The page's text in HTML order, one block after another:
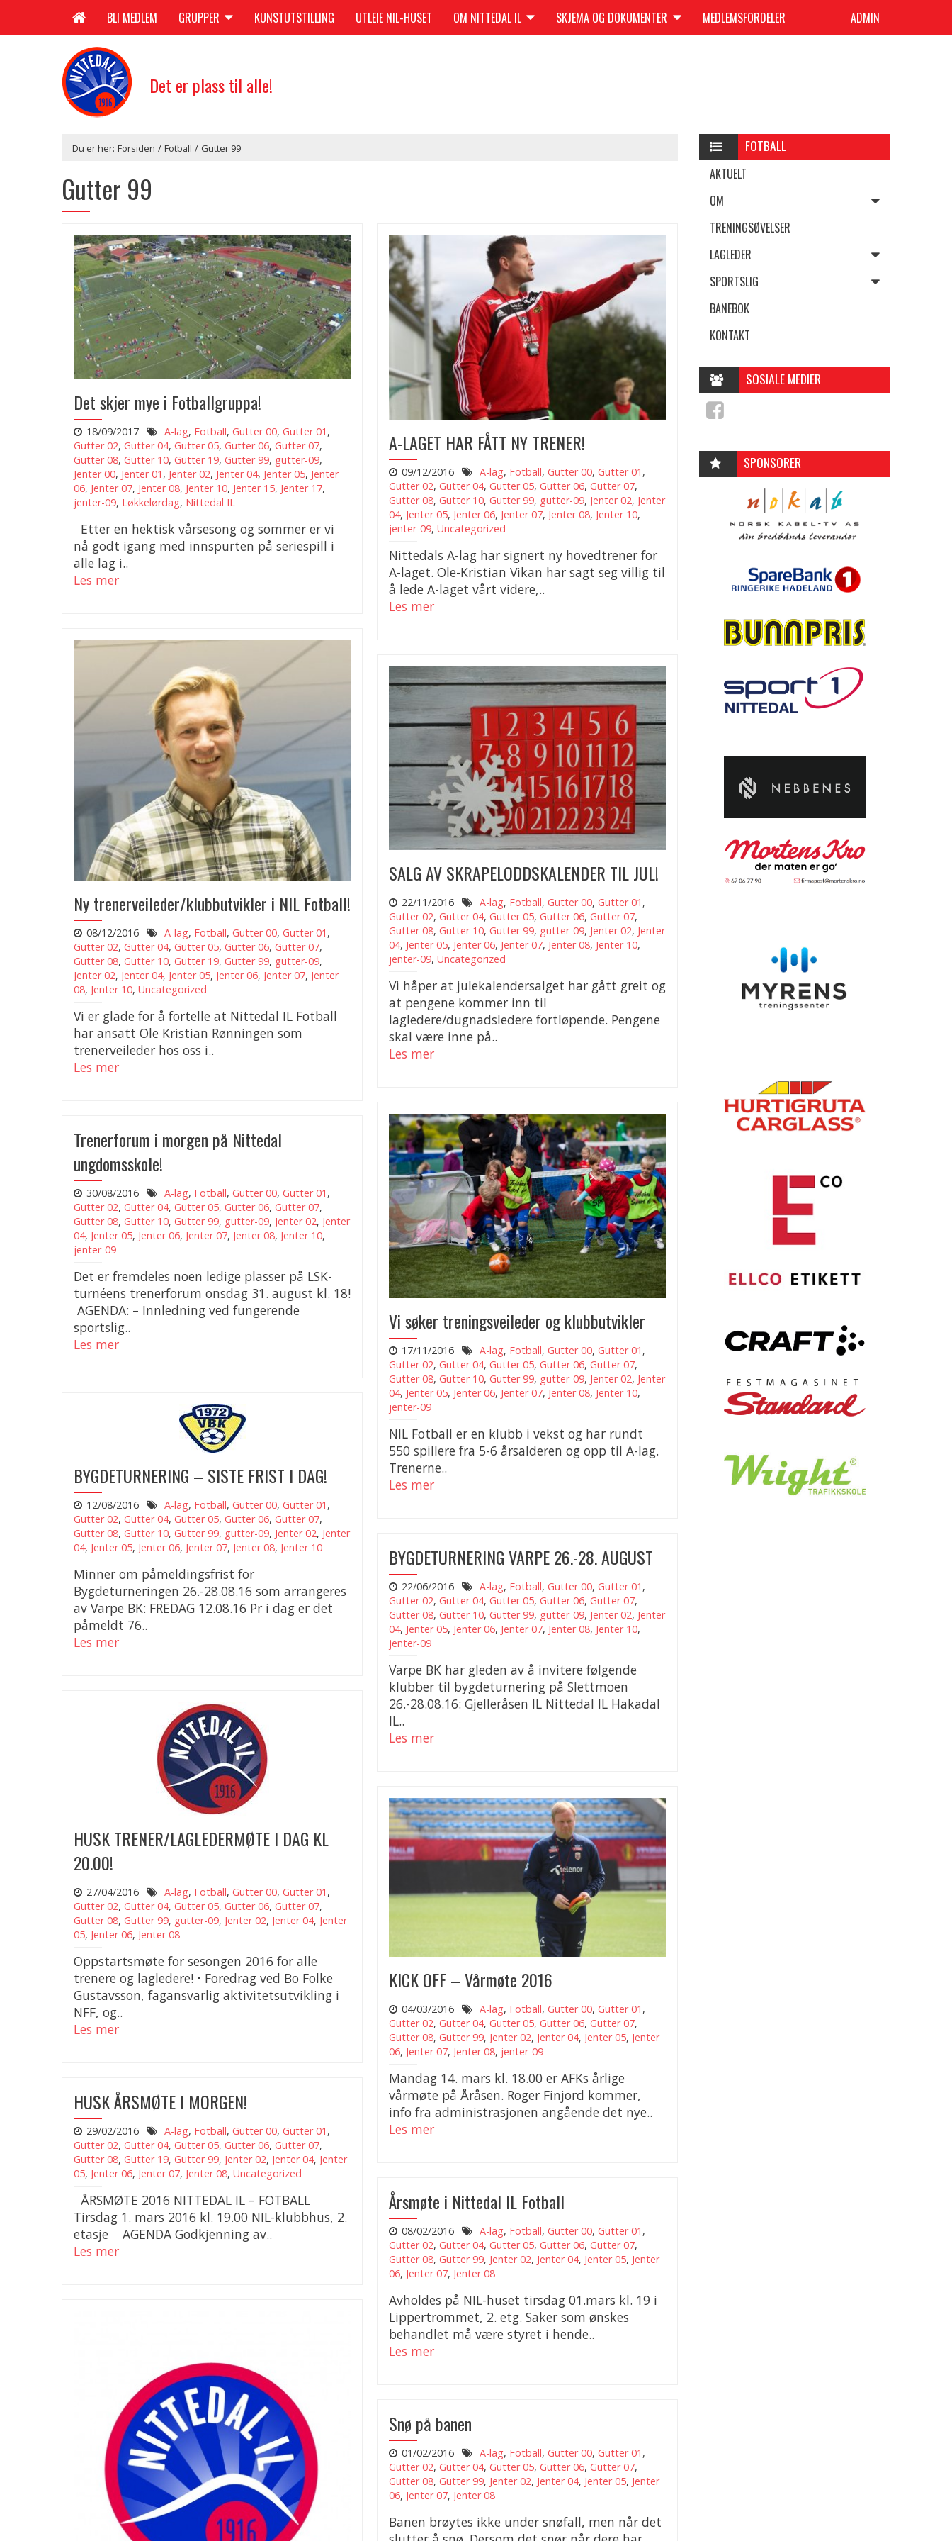
BLI MEDLEM GRUPPER KUNSTUTSTILLING UTLEIE NIL-HUSET OM NITTEDAL IL SKJEMA OG DOKUMENTER MEDLEMSFORDELER ADMIN
Det er plass til alle!
Du er her: Forsiden / Fotball / Gutter 99
Gutter 99
Det skjer mye i Fotballgruppa!
18/09/2017 A-lag, Fotball, Gutter 00, Gutter 01 ,
Gutter 02, Gutter 04, Gutter 05, Gutter 06, Gutter 07,
Gutter 08, Gutter 10, Gutter 19, Gutter 99, gutter-09,
Jenter 00, Jenter 01 , Jenter 02, Jenter 04, Jenter 05, Jenter
06, Jenter 07, Jenter 08, Jenter 10, Jenter 15, Jenter 17,
jenter-09, Løkkelørdag, Nittedal IL
Etter en hektisk vårsesong og sommer er vi
nå godt igang med innspurten på seriespill i
alle lag i..
Les mer
A-LAGET HAR FÅTT NY TRENER!
09/12/2016 A-lag, Fotball, Gutter 00, Gutter 01 ,
Gutter 02, Gutter 04, Gutter 05, Gutter 06, Gutter 07,
Gutter 08, Gutter 10, Gutter 99, gutter-09, Jenter 02, Jenter
04, Jenter 05, Jenter 06, Jenter 07, Jenter 08, Jenter 10,
jenter-09, Uncategorized
Nittedals A-lag har signert ny hovedtrener for
A-laget. Ole-Kristian Vikan har sagt seg villig til
å lede A-laget vårt videre,..
Les mer
Ny trenerveileder/klubbutvikler i NIL Fotball!
08/12/2016 A-lag, Fotball, Gutter 00, Gutter 01 ,
Gutter 02, Gutter 04, Gutter 05, Gutter 06, Gutter 07,
Gutter 08, Gutter 10, Gutter 19, Gutter 99, gutter-09,
Jenter 02, Jenter 04, Jenter 05, Jenter 06, Jenter 07, Jenter
08, Jenter 10, Uncategorized
Vi er glade for å fortelle at Nittedal IL Fotball
har ansatt Ole Kristian Rønningen som
trenerveileder hos oss i..
Les mer
SALG AV SKRAPELODDSKALENDER TIL JUL!
22/11/2016 A-lag, Fotball, Gutter 00, Gutter 01 ,
Gutter 02, Gutter 04, Gutter 05, Gutter 06, Gutter 07,
Gutter 08, Gutter 10, Gutter 99, gutter-09, Jenter 02, Jenter
04, Jenter 05, Jenter 06, Jenter 07, Jenter 08, Jenter 10,
jenter-09, Uncategorized
Vi håper at julekalendersalget har gått greit og
at pengene kommer inn til
lagledere/dugnadsledere fortløpende. Pengene
skal være inne på..
Les mer
Vi søker treningsveileder og klubbutvikler
17/11/2016 A-lag, Fotball, Gutter 00, Gutter 01 ,
Gutter 02, Gutter 04, Gutter 05, Gutter 06, Gutter 07,
Gutter 08, Gutter 10, Gutter 99, gutter-09, Jenter 02, Jenter
04, Jenter 05, Jenter 06, Jenter 07, Jenter 08, Jenter 10,
jenter-09
NIL Fotball er en klubb i vekst og har rundt
550 spillere fra 5-6 årsalderen og opp til A-lag.
Trenerne..
Les mer
Trenerforum i morgen på Nittedal
ungdomsskole!
30/08/2016 A-lag, Fotball, Gutter 00, Gutter 01 ,
Gutter 02, Gutter 04, Gutter 05, Gutter 06, Gutter 07,
Gutter 08, Gutter 10, Gutter 99, gutter-09, Jenter 02, Jenter
04, Jenter 05, Jenter 06, Jenter 07, Jenter 08, Jenter 10,
jenter-09
Det er fremdeles noen ledige plasser på LSK-
turnéens trenerforum onsdag 31. august kl. 18!
AGENDA: – Innledning ved fungerende
sportslig..
Les mer
BYGDETURNERING – SISTE FRIST I DAG!
12/08/2016 A-lag, Fotball, Gutter 00, Gutter 01 ,
Gutter 02, Gutter 04, Gutter 05, Gutter 06, Gutter 07,
Gutter 08, Gutter 10, Gutter 99, gutter-09, Jenter 02, Jenter
04, Jenter 05, Jenter 06, Jenter 07, Jenter 08, Jenter 10
Minner om påmeldingsfrist for
Bygdeturneringen 26.-28.08.16 som arrangeres
av Varpe BK: FREDAG 12.08.16 Pr i dag er det
påmeldt 76..
Les mer
BYGDETURNERING VARPE 26.-28. AUGUST
22/06/2016 A-lag, Fotball, Gutter 00, Gutter 01 ,
Gutter 02, Gutter 04, Gutter 05, Gutter 06, Gutter 07,
Gutter 08, Gutter 10, Gutter 99, gutter-09, Jenter 02, Jenter
04, Jenter 05, Jenter 06, Jenter 07, Jenter 08, Jenter 10,
jenter-09
Varpe BK har gleden av å invitere følgende
klubber til bygdeturnering på Slettmoen
26.-28.08.16: Gjelleråsen IL Nittedal IL Hakadal
IL..
Les mer
HUSK TRENER/LAGLEDERMØTE I DAG KL
20.00!
27/04/2016 A-lag, Fotball, Gutter 00, Gutter 01 ,
Gutter 02, Gutter 04, Gutter 05, Gutter 06, Gutter 07,
Gutter 08, Gutter 99, gutter-09, Jenter 02, Jenter 04, Jenter
05, Jenter 06, Jenter 08
Oppstartsmøte for sesongen 2016 for alle
trenere og lagledere! • Foredrag ved Bo Folke
Gustavsson, fagansvarlig aktivitetsutvikling i
NFF, og..
Les mer
KICK OFF – Vårmøte 2016
04/03/2016 A-lag, Fotball, Gutter 00, Gutter 01 ,
Gutter 02, Gutter 04, Gutter 05, Gutter 06, Gutter 07,
Gutter 08, Gutter 99, Jenter 02, Jenter 04, Jenter 05, Jenter
06, Jenter 07, Jenter 08, jenter-09
Mandag 14. mars kl. 18.00 er AFKs årlige
vårmøte på Åråsen. Roger Finjord kommer,
info fra administrasjonen angående det nye..
Les mer
HUSK ÅRSMØTE I MORGEN!
29/02/2016 A-lag, Fotball, Gutter 00, Gutter 01 ,
Gutter 02, Gutter 04, Gutter 05, Gutter 06, Gutter 07,
Gutter 08, Gutter 19, Gutter 99, Jenter 02, Jenter 04, Jenter
05, Jenter 06, Jenter 07, Jenter 08, Uncategorized
ÅRSMØTE 2016 NITTEDAL IL – FOTBALL
Tirsdag 1. mars 2016 kl. 19.00 NIL-klubbhus, 2.
etasje AGENDA Godkjenning av..
Les mer
Årsmøte i Nittedal IL Fotball
08/02/2016 A-lag, Fotball, Gutter 00, Gutter 01 ,
Gutter 02, Gutter 04, Gutter 05, Gutter 06, Gutter 07,
Gutter 08, Gutter 99, Jenter 02, Jenter 04, Jenter 05, Jenter
06, Jenter 07, Jenter 08
Avholdes på NIL-huset tirsdag 01.mars kl. 19 i
Lippertrommet, 2. etg. Saker som ønskes
behandlet må være styret i hende..
Les mer
Snø på banen
01/02/2016 A-lag, Fotball, Gutter 00, Gutter 01 ,
Gutter 02, Gutter 04, Gutter 05, Gutter 06, Gutter 07,
Gutter 08, Gutter 99, Jenter 02, Jenter 04, Jenter 05, Jenter
06, Jenter 07, Jenter 08
Banen brøytes ikke under snøfall, men når det
FOTBALL
AKTUELT
OM
TRENINGSØVELSER
LAGLEDER
SPORTSLIG
BANEBOK
KONTAKT
SOSIALE MEDIER
SPONSORER